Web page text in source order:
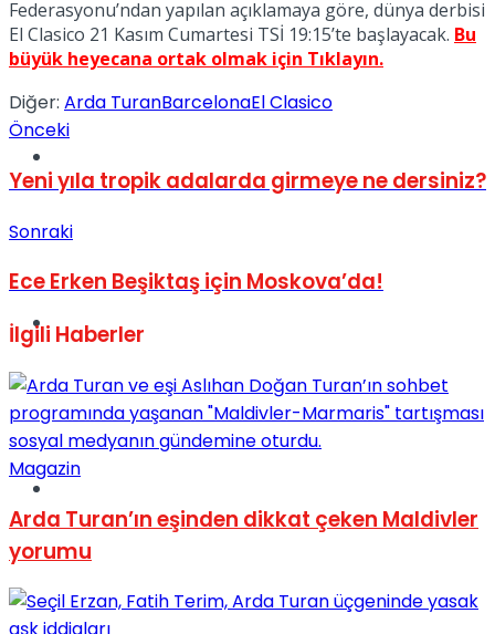
Tatil
Federasyonu’ndan yapılan açıklamaya göre, dünya derbisi
El Clasico 21 Kasım Cumartesi TSİ 19:15’te başlayacak. Bu
büyük heyecana ortak olmak için Tıklayın.
Diğer: Arda TuranBarcelonaEl Clasico
Önceki
Yeni yıla tropik adalarda girmeye ne dersiniz?
Sonraki
Ece Erken Beşiktaş için Moskova’da!
İlgili Haberler
Magazin
Arda Turan’ın eşinden dikkat çeken Maldivler
yorumu